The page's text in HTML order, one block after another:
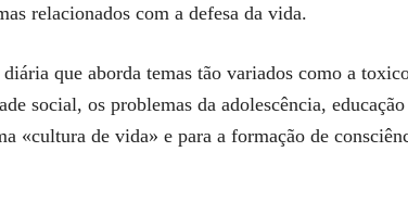
relacionados com a defesa da vida.
que aborda temas tão variados como a
social, os problemas da adolescência,
«cultura de vida» e para a formação de